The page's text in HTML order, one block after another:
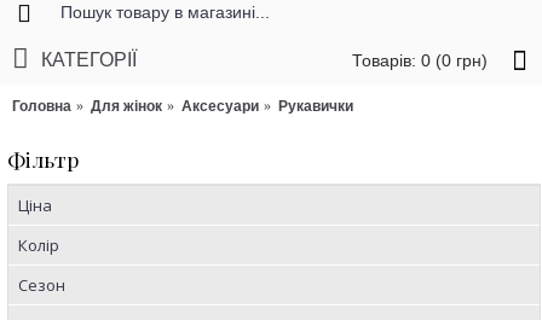
Товарів: 0 (0 грн)
КАТЕГОРІЇ
Головна Для жінок Аксесуари Рукавички
Фільтр
Ціна
Колір
Сезон